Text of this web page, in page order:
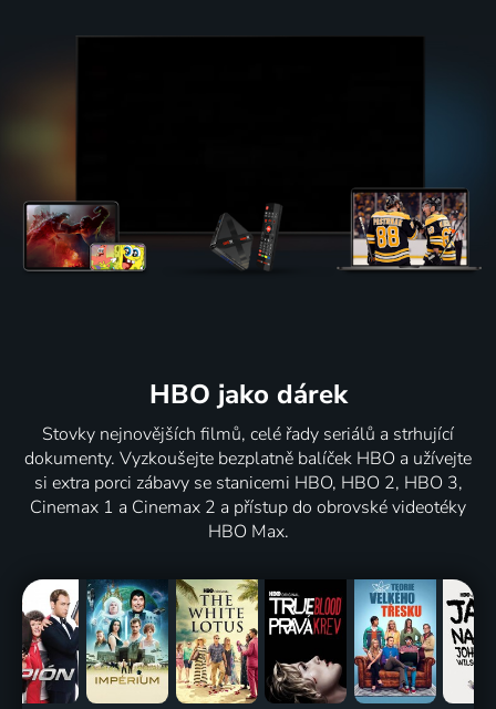
HBO jako dárek
Stovky nejnovějších filmů, celé řady seriálů a strhující
dokumenty. Vyzkoušejte bezplatně balíček HBO a užívejte
si extra porci zábavy se stanicemi HBO, HBO 2, HBO 3,
Cinemax 1 a Cinemax 2 a přístup do obrovské videotéky
HBO Max.